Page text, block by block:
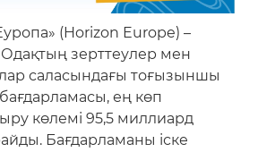
(Horizon Europe) –
зерттеулер мен
саласындағы тоғызыншы
ең көп
көлемі 95,5 миллиард
Бағдарламаны іске